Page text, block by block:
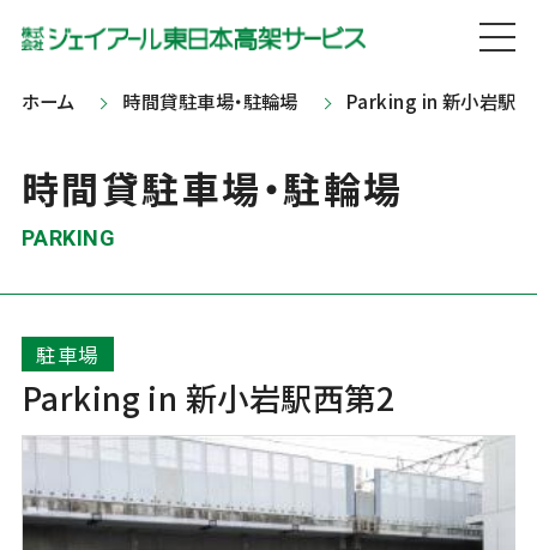
ホーム 時間貸駐車場・駐輪場 Parking in 新小岩駅
時間貸駐車場・駐輪場
PARKING
駐車場
Parking in 新小岩駅西第2